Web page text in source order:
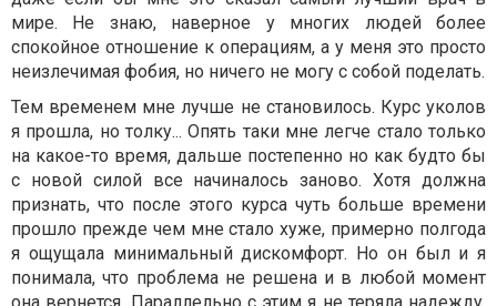
мире. Не знаю, наверное у многих людей более
спокойное отношение к операциям, а у меня это просто
неизлечимая фобия, но ничего не могу с собой поделать.
Тем временем мне лучше не становилось. Курс уколов
я прошла, но толку... Опять таки мне легче стало только
на какое-то время, дальше постепенно но как будто бы
с новой силой все начиналось заново. Хотя должна
признать, что после этого курса чуть больше времени
прошло прежде чем мне стало хуже, примерно полгода
я ощущала минимальный дискомфорт. Но он был и я
понимала, что проблема не решена и в любой момент